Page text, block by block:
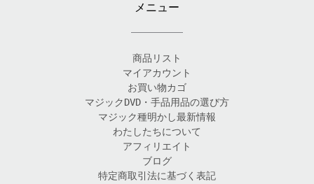
メニュー
商品リスト
マイアカウント
お買い物カゴ
マジックDVD・手品用品の選び方
マジック種明かし最新情報
わたしたちについて
アフィリエイト
ブログ
特定商取引法に基づく表記